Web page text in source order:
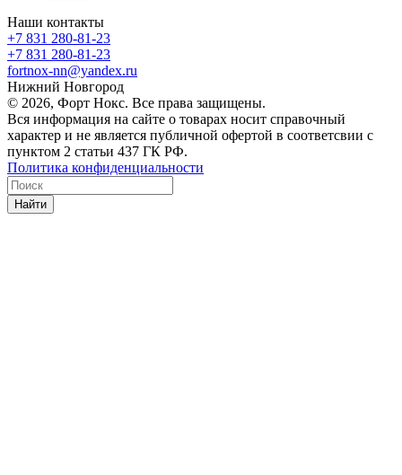
Наши контакты
+7 831 280-81-23
+7 831 280-81-23
fortnox-nn@yandex.ru
Нижний Новгород
© 2026, Форт Нокс. Все права защищены.
Вся информация на сайте о товарах носит справочный
характер и не является публичной офертой в соответсвии с
пунктом 2 статьи 437 ГК РФ.
Политика конфиденциальности
Найти